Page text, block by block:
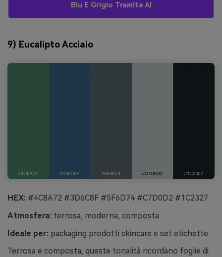
Blu E Grigio Tramite AI
9) Eucalipto Acciaio
HEX: #4C8A72 #3D6C8F #5F6D74 #C7D0D2 #1C2327
Atmosfera: terrosa, moderna, composta
Ideale per: packaging prodotti skincare e set etichette
Terrosa e composta, queste tonalità ricordano foglie di